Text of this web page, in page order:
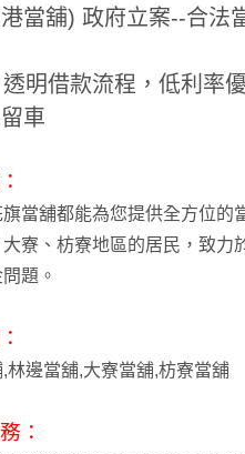
當舖) 政府立案--合法
明借款流程，低利率
車
當舖都能為您提供全方位的
寮、 枋寮地區的居民，致力
題。
林邊當舖,大寮當舖,枋寮當舖
：